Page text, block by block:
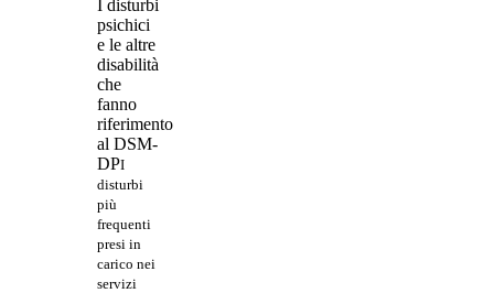
I disturbi
psichici
e le altre
disabilità
che
fanno
riferimento
al DSM-
DPI
disturbi
più
frequenti
presi in
carico nei
servizi